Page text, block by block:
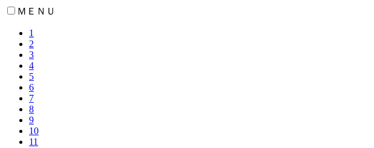
ＭＥＮＵ
1
2
3
4
5
6
7
8
9
10
11